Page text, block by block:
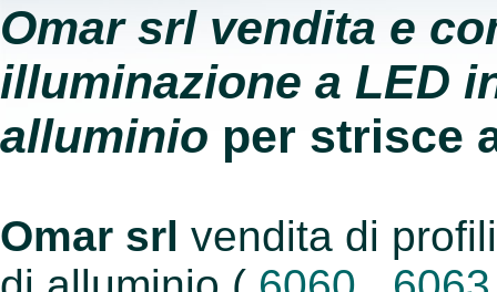
Omar srl vendita e
illuminazione a LED
alluminio per strisce
Omar srl vendita di